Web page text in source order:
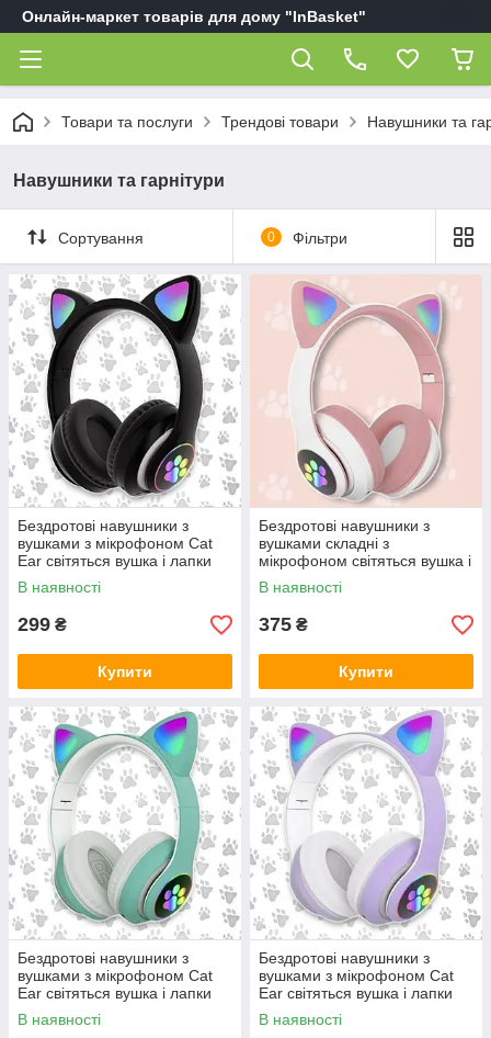
Онлайн-маркет товарів для дому "InBasket"
Товари та послуги Трендові товари Навушники та
Навушники та гарнітури
Сортування 0 Фільтри
Бездротові навушники з
вушками з мікрофоном Cat
Ear світяться вушка і лапки
кішки Bluetooth складні
(Чорні)
В наявності
299 ₴
Купити
Бездротові навушники з
вушками складні з
мікрофоном світяться вушка і
лапки кішки Bluetooth, Рожеві
В наявності
375 ₴
Купити
Бездротові навушники з
вушками з мікрофоном Cat
Ear світяться вушка і лапки
кішки Bluetooth складні
(Зелені)
В наявності
Бездротові навушники з
вушками з мікрофоном Cat
Ear світяться вушка і лапки
кішки Bluetooth складні
В наявності